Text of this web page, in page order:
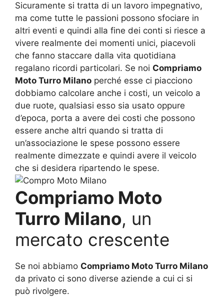
Sicuramente si tratta di un lavoro impegnativo,
ma come tutte le passioni possono sfociare in
altri eventi e quindi alla fine dei conti si riesce a
vivere realmente dei momenti unici, piacevoli
che fanno staccare dalla vita quotidiana
regalano ricordi particolari. Se noi Compriamo
Moto Turro Milano perché esse ci piacciono
dobbiamo calcolare anche i costi, un veicolo a
due ruote, qualsiasi esso sia usato oppure
d’epoca, porta a avere dei costi che possono
essere anche altri quando si tratta di
un’associazione le spese possono essere
realmente dimezzate e quindi avere il veicolo
che si desidera ripartendo le spese.
Compriamo Moto
Turro Milano, un
mercato crescente
Se noi abbiamo Compriamo Moto Turro Milano
da privato ci sono diverse aziende a cui ci si
può rivolgere.